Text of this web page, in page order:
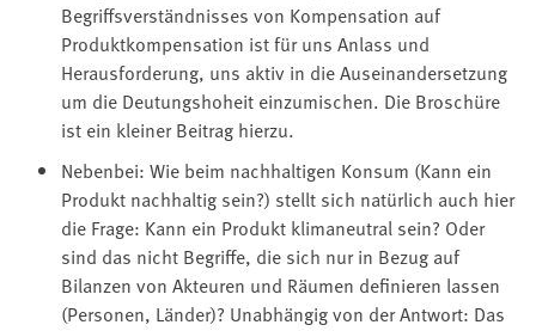
Begriffsverständnisses von Kompensation auf
Produktkompensation ist für uns Anlass und
Herausforderung, uns aktiv in die Auseinandersetzung
um die Deutungshoheit einzumischen. Die Broschüre
ist ein kleiner Beitrag hierzu.
Nebenbei: Wie beim nachhaltigen Konsum (Kann ein
Produkt nachhaltig sein?) stellt sich natürlich auch hier
die Frage: Kann ein Produkt klimaneutral sein? Oder
sind das nicht Begriffe, die sich nur in Bezug auf
Bilanzen von Akteuren und Räumen definieren lassen
(Personen, Länder)? Unabhängig von der Antwort: Das